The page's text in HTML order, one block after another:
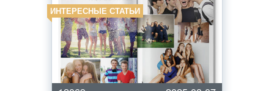
ИНТЕРЕСНЫЕ СТАТЬИ